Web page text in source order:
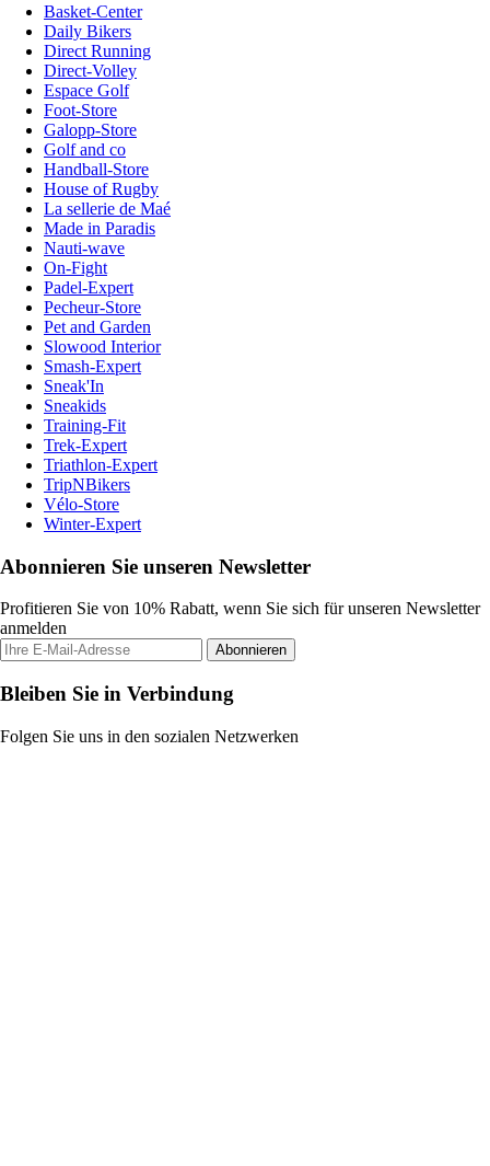
Basket-Center
Daily Bikers
Direct Running
Direct-Volley
Espace Golf
Foot-Store
Galopp-Store
Golf and co
Handball-Store
House of Rugby
La sellerie de Maé
Made in Paradis
Nauti-wave
On-Fight
Padel-Expert
Pecheur-Store
Pet and Garden
Slowood Interior
Smash-Expert
Sneak'In
Sneakids
Training-Fit
Trek-Expert
Triathlon-Expert
TripNBikers
Vélo-Store
Winter-Expert
Abonnieren Sie unseren Newsletter
Profitieren Sie von 10% Rabatt, wenn Sie sich für unseren Newsletter
anmelden
Abonnieren
Bleiben Sie in Verbindung
Folgen Sie uns in den sozialen Netzwerken